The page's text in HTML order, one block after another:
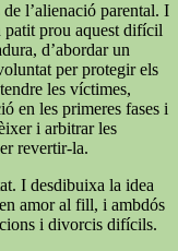
l’alienació parental. I
patit prou aquest difícil
d’abordar un
per protegir els
les víctimes,
en les primeres fases i
i arbitrar les
revertir-la.
I desdibuixa la idea
amor al fill, i ambdós
i divorcis difícils.